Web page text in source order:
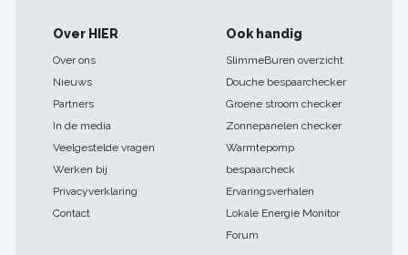
Footer
navigatie
Over HIER
Over ons
Nieuws
Partners
In de media
Veelgestelde vragen
Werken bij
Privacyverklaring
Contact
Ook handig
SlimmeBuren overzicht
Douche bespaarchecker
Groene stroom checker
Zonnepanelen checker
Warmtepomp
bespaarcheck
Ervaringsverhalen
Lokale Energie Monitor
Forum